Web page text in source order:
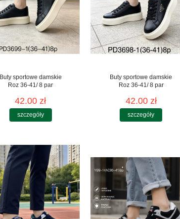
Buty sportowe damskie
Roz 36-41/ 8 par
42.00 zł
szczegóły
Buty sportowe damskie
Roz 36-41/ 8 par
42.00 zł
szczegóły